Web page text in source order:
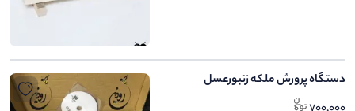
دستگاه پرورش ملکه زنبورعسل